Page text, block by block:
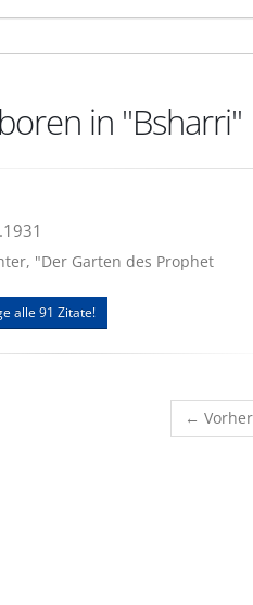
in "Bsharri"
"Der Garten des Prophet
alle 91 Zitate!
←